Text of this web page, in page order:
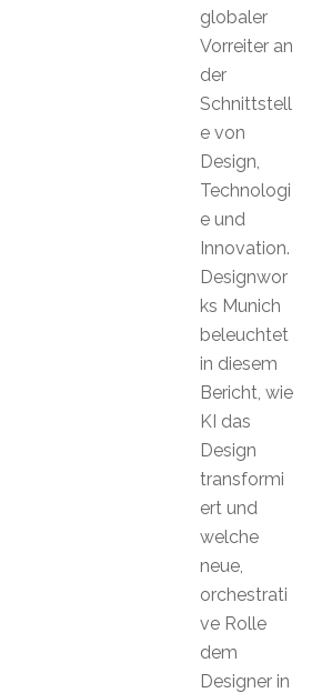
globaler
Vorreiter an
der
Schnittstell
e von
Design,
Technologi
e und
Innovation.
Designwor
ks Munich
beleuchtet
in diesem
Bericht, wie
KI das
Design
transformi
ert und
welche
neue,
orchestrati
ve Rolle
dem
Designer in